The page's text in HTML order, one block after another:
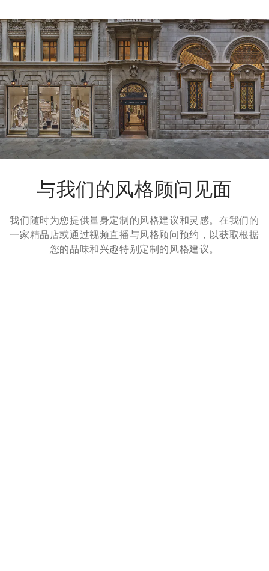
我们所有服装的寄送都是免费的。全球快递从周一到周五执行，
一般在5个工作日内送达。有关交货时间的更多信息，请参考运
输页面。
退货方式
我们很乐意为您免费提供7天退货，30天换货服务。更多信息，
请参考退货页面。
与我们的风格顾问见面
我们随时为您提供量身定制的风格建议和灵感。在我们的
一家精品店或通过视频直播与风格顾问预约，以获取根据
您的品味和兴趣特别定制的风格建议。